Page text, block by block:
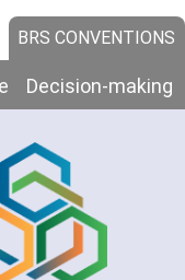
BRS CONVENTIONS
Decision-making